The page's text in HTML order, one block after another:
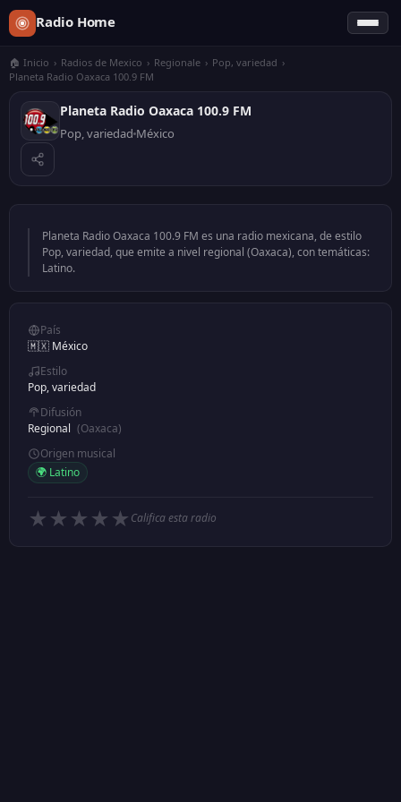
Radio Home
🏠 Inicio › Radios de Mexico › Regionale › Pop, variedad ›
Planeta Radio Oaxaca 100.9 FM
Planeta Radio Oaxaca 100.9 FM
Pop, variedad México
Planeta Radio Oaxaca 100.9 FM es una radio mexicana, de estilo
Pop, variedad, que emite a nivel regional (Oaxaca), con temáticas:
Latino.
País
🇲🇽 México
Estilo
Pop, variedad
Difusión
Regional (Oaxaca)
Origen musical
🌍 Latino
★ ★ ★ ★ ★ Califica esta radio